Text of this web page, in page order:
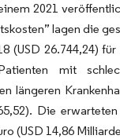
2021
lagen die
(USD 26.744,24)
Patienten mit
längeren
Die
(USD 14,86